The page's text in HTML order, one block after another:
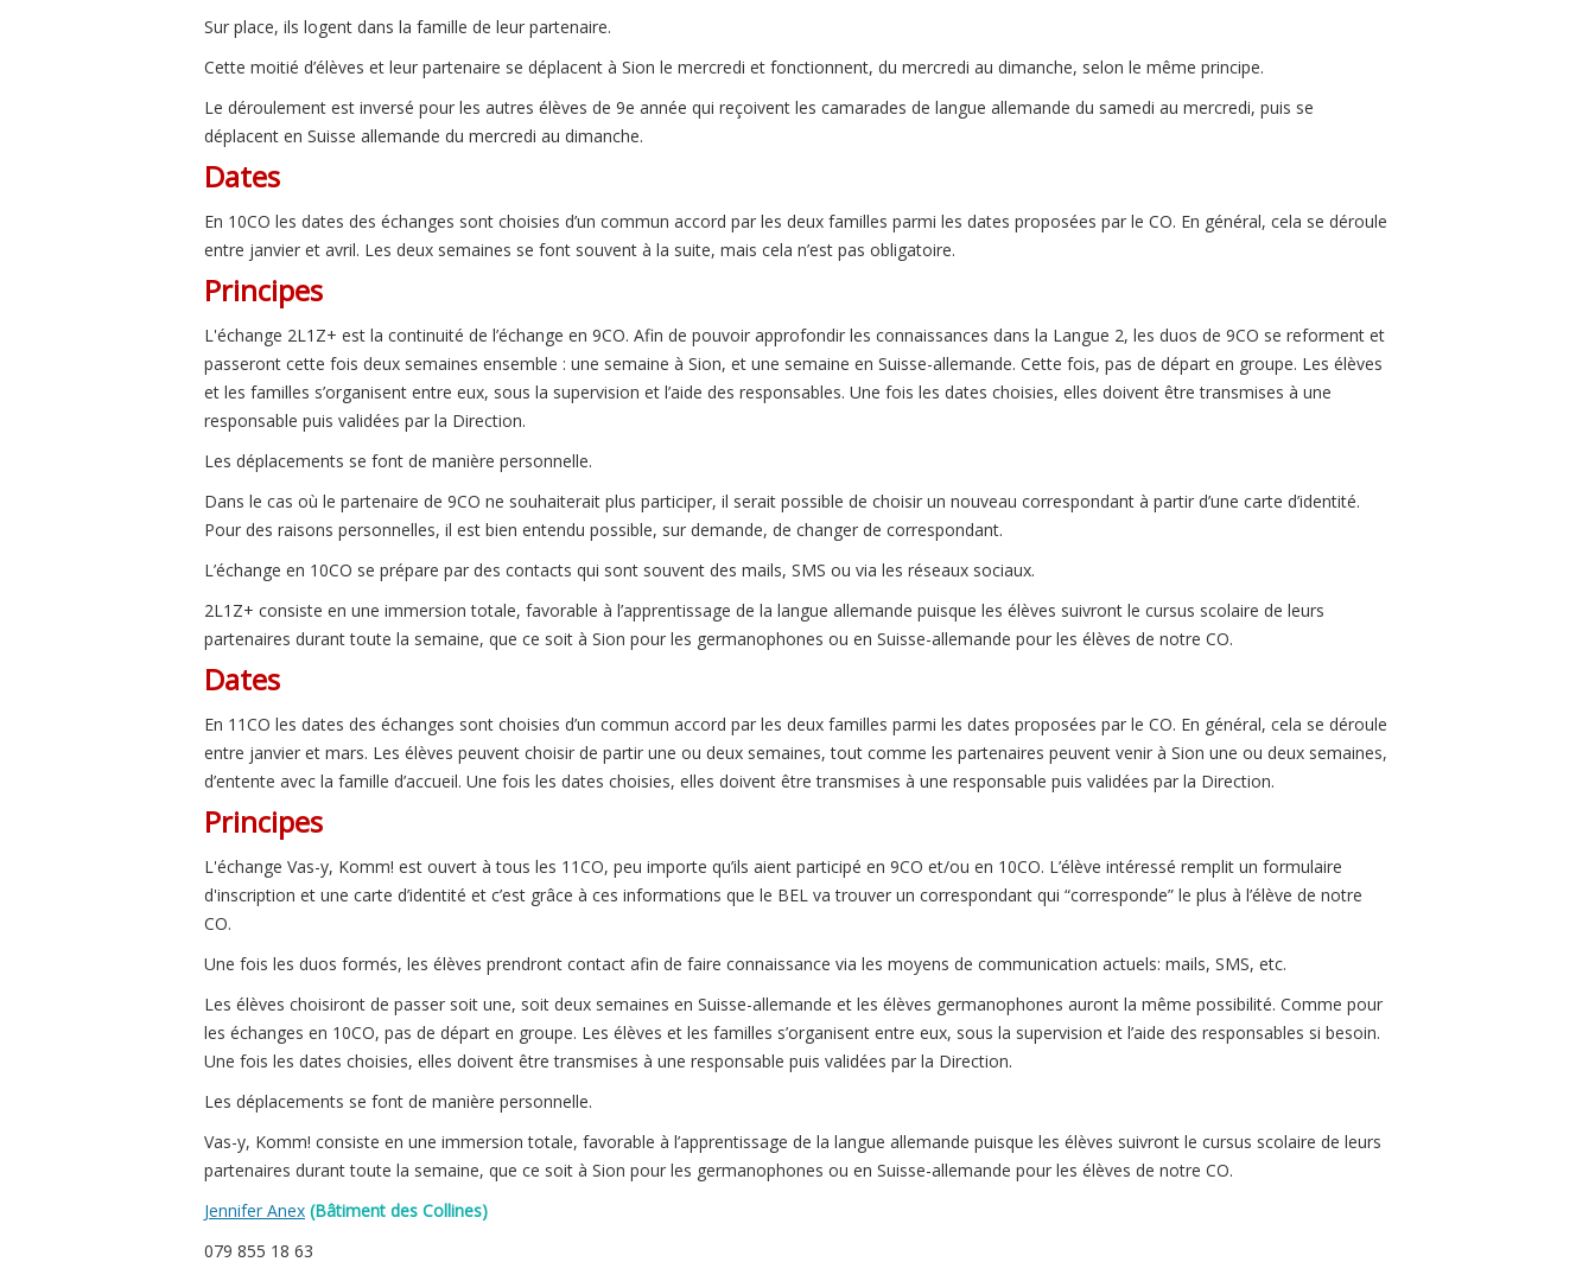
Sur place, ils logent dans la famille de leur partenaire.
Cette moitié d’élèves et leur partenaire se déplacent à Sion le mercredi et fonctionnent, du mercredi au dimanche, selon le même principe.
Le déroulement est inversé pour les autres élèves de 9e année qui reçoivent les camarades de langue allemande du samedi au mercredi, puis se
déplacent en Suisse allemande du mercredi au dimanche.
Dates
En 10CO les dates des échanges sont choisies d’un commun accord par les deux familles parmi les dates proposées par le CO. En général, cela se déroule
entre janvier et avril. Les deux semaines se font souvent à la suite, mais cela n’est pas obligatoire.
Principes
L'échange 2L1Z+ est la continuité de l’échange en 9CO. Afin de pouvoir approfondir les connaissances dans la Langue 2, les duos de 9CO se reforment et
passeront cette fois deux semaines ensemble : une semaine à Sion, et une semaine en Suisse-allemande. Cette fois, pas de départ en groupe. Les élèves
et les familles s’organisent entre eux, sous la supervision et l’aide des responsables. Une fois les dates choisies, elles doivent être transmises à une
responsable puis validées par la Direction.
Les déplacements se font de manière personnelle.
Dans le cas où le partenaire de 9CO ne souhaiterait plus participer, il serait possible de choisir un nouveau correspondant à partir d’une carte d’identité.
Pour des raisons personnelles, il est bien entendu possible, sur demande, de changer de correspondant.
L’échange en 10CO se prépare par des contacts qui sont souvent des mails, SMS ou via les réseaux sociaux.
2L1Z+ consiste en une immersion totale, favorable à l’apprentissage de la langue allemande puisque les élèves suivront le cursus scolaire de leurs
partenaires durant toute la semaine, que ce soit à Sion pour les germanophones ou en Suisse-allemande pour les élèves de notre CO.
Dates
En 11CO les dates des échanges sont choisies d’un commun accord par les deux familles parmi les dates proposées par le CO. En général, cela se déroule
entre janvier et mars. Les élèves peuvent choisir de partir une ou deux semaines, tout comme les partenaires peuvent venir à Sion une ou deux semaines,
d’entente avec la famille d’accueil. Une fois les dates choisies, elles doivent être transmises à une responsable puis validées par la Direction.
Principes
L'échange Vas-y, Komm! est ouvert à tous les 11CO, peu importe qu’ils aient participé en 9CO et/ou en 10CO. L’élève intéressé remplit un formulaire
d'inscription et une carte d’identité et c’est grâce à ces informations que le BEL va trouver un correspondant qui “corresponde” le plus à l’élève de notre
CO.
Une fois les duos formés, les élèves prendront contact afin de faire connaissance via les moyens de communication actuels: mails, SMS, etc.
Les élèves choisiront de passer soit une, soit deux semaines en Suisse-allemande et les élèves germanophones auront la même possibilité. Comme pour
les échanges en 10CO, pas de départ en groupe. Les élèves et les familles s’organisent entre eux, sous la supervision et l’aide des responsables si besoin.
Une fois les dates choisies, elles doivent être transmises à une responsable puis validées par la Direction.
Les déplacements se font de manière personnelle.
Vas-y, Komm! consiste en une immersion totale, favorable à l’apprentissage de la langue allemande puisque les élèves suivront le cursus scolaire de leurs
partenaires durant toute la semaine, que ce soit à Sion pour les germanophones ou en Suisse-allemande pour les élèves de notre CO.
Jennifer Anex (Bâtiment des Collines)
079 855 18 63